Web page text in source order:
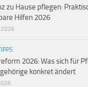
zu Hause pflegen:
Hilfen 2026
2026
2026: Was sich für
konkret ändert